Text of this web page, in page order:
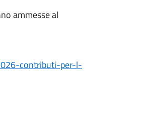
ammesse al
contributi-per-l-